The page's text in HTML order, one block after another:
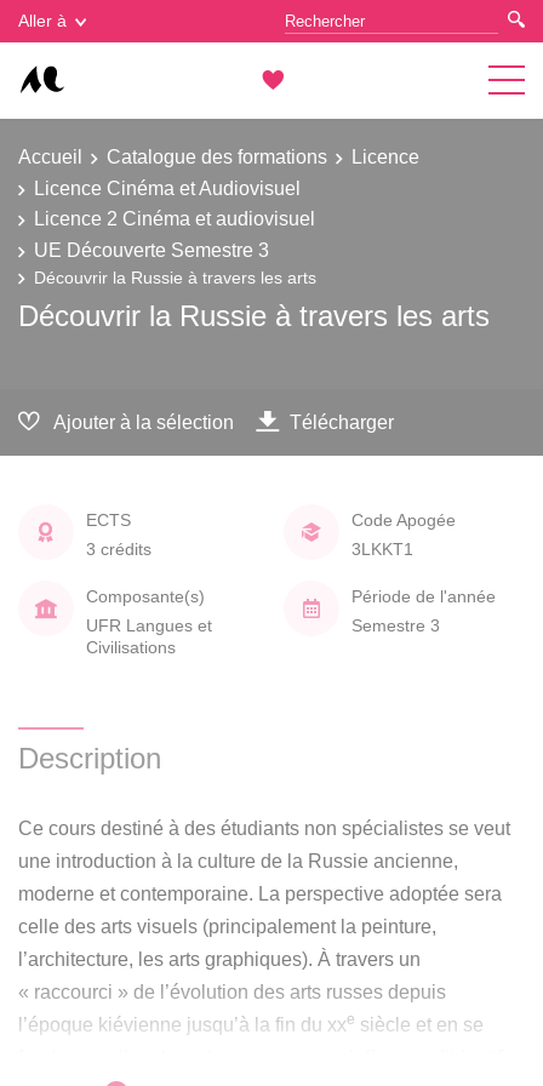
Aller à
Accueil Catalogue des formations
Licence
Licence Cinéma et Audiovisuel
Licence 2 Cinéma et audiovisuel
UE Découverte Semestre 3
Découvrir la Russie à travers les arts
Découvrir la Russie à travers les arts
Ajouter à la sélection Télécharger
ECTS
3 crédits
Code Apogée
3LKKT1
Composante(s)
UFR Langues et
Civilisations
Période de l'année
Semestre 3
Description
Ce cours destiné à des étudiants non spécialistes se veut
une introduction à la culture de la Russie ancienne,
moderne et contemporaine. La perspective adoptée sera
celle des arts visuels (principalement la peinture,
l’architecture, les arts graphiques). À travers un
« raccourci » de l’évolution des arts russes depuis
l’époque kiévienne jusqu’à la fin du xxe siècle et en se
Gestion des cookies